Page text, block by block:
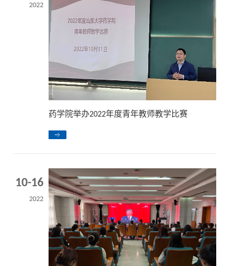
2022
药学院举办2022年度青年教师教学比赛
10-16
2022